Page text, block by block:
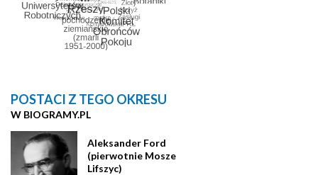
POSTACI Z TEGO OKRESU
W BIOGRAMY.PL
Aleksander Ford
(pierwotnie Mosze
Lifszyc)